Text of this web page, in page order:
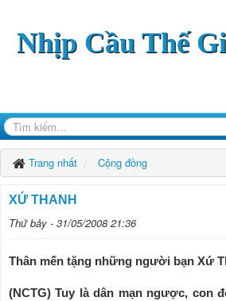
Nhịp Cầu Thế
Trang nhất Cộng đồng
XỨ THANH
Thứ bảy - 31/05/2008 21:36
Thân mến tặng những người bạn Xứ
(NCTG) Tuy là dân mạn ngược, con